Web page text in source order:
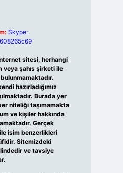
Skype:
sitesi, herhangi
veya şahıs şirketi ile
hazırladığımız
Burada yer
niteliği taşımamakta
ve kişiler hakkında
Gerçek
isim benzerlikleri
Sitemizdeki
ve tavsiye